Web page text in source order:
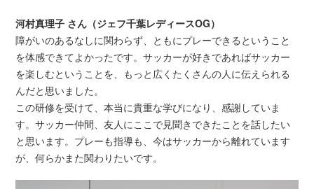
河村真理子 さん（ジェフ千葉レディースOG）
障がいのあるなしに関わらず、ともにプレーできるということ
を体感できてよかったです。サッカーが好きであればサッカー
を楽しむということを、もっと広くたくさんの人に伝えられる
んだと思いました。
この研修を受けて、本当に貴重な学びになり、感謝していま
す。サッカー仲間、友人にここで見聞きできたことを話したい
と思います。プレーも指導も、今はサッカーから離れています
が、何らかまた関わりたいです。